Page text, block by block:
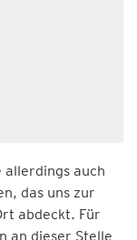
allerdings auch
das uns zur
abdeckt. Für
an dieser Stelle